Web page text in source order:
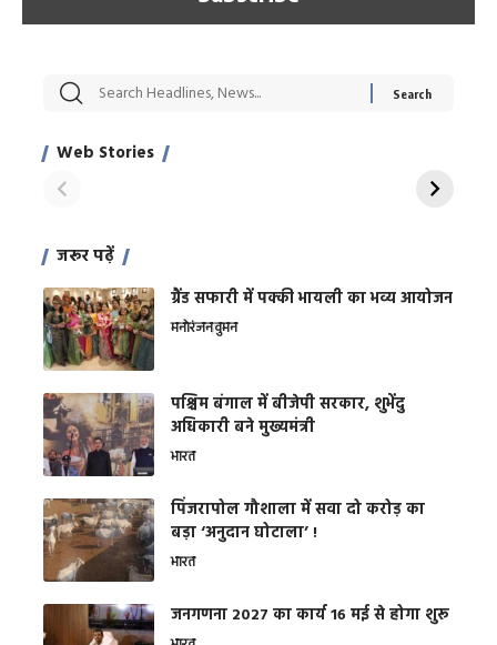
Web Stories
सट्टेबाजी में अरेस्ट हुए
साहिल खान
रोज एक कच्चे लहसुन
जरूर पढ़ें
ग्रैंड सफारी में पक्की भायली का भव्य आयोजन
मनोरंजनवुमन
पश्चिम बंगाल में बीजेपी सरकार, शुभेंदु
अधिकारी बने मुख्यमंत्री
भारत
​पिंजरापोल गौशाला में सवा दो करोड़ का
बड़ा ‘अनुदान घोटाला’ !
भारत
जनगणना 2027 का कार्य 16 मई से होगा शुरू